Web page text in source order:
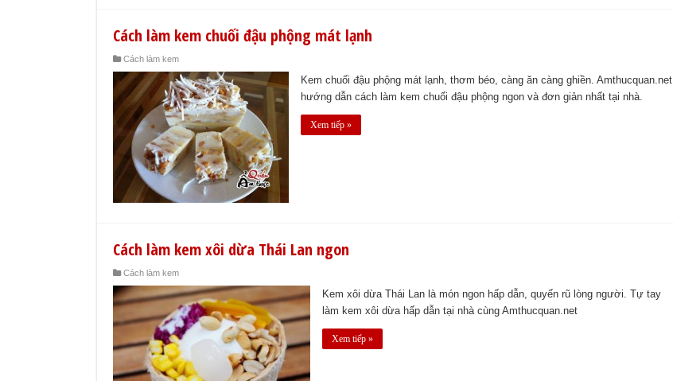
Cách làm kem chuối đậu phộng mát lạnh
Cách làm kem
Kem chuối đậu phộng mát lạnh, thơm béo, càng ăn càng ghiền. Amthucquan.net
hướng dẫn cách làm kem chuối đậu phộng ngon và đơn giản nhất tại nhà.
Xem tiếp »
Cách làm kem xôi dừa Thái Lan ngon
Cách làm kem
Kem xôi dừa Thái Lan là món ngon hấp dẫn, quyến rũ lòng người. Tự tay
làm kem xôi dừa hấp dẫn tại nhà cùng Amthucquan.net
Xem tiếp »